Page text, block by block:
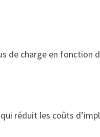
de charge en fonction
réduit les coûts